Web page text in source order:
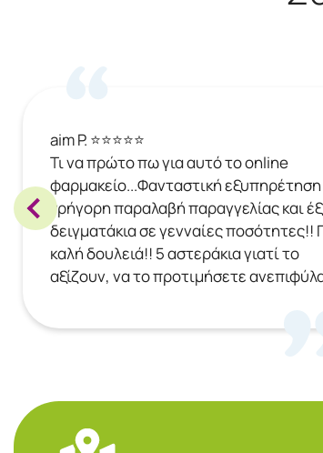
aim P. ⭐⭐⭐⭐⭐
Τι να πρώτο πω για αυτό το online
φαρμακείο...Φανταστική εξυπηρέτηση
γρήγορη παραλαβή παραγγελίας και
δειγματάκια σε γενναίες ποσότητες!!
καλή δουλειά!! 5 αστεράκια γιατί το
αξίζουν, να το προτιμήσετε